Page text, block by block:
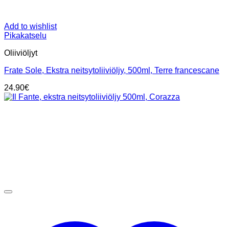
Add to wishlist
Pikakatselu
Oliiviöljyt
Frate Sole, Ekstra neitsytoliiviöljy, 500ml, Terre francescane
24.90€